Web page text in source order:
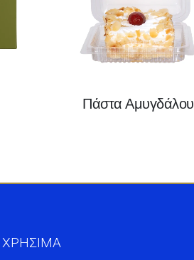
Πάστα Αμυγδάλου
ΧΡΗΣΙΜΑ